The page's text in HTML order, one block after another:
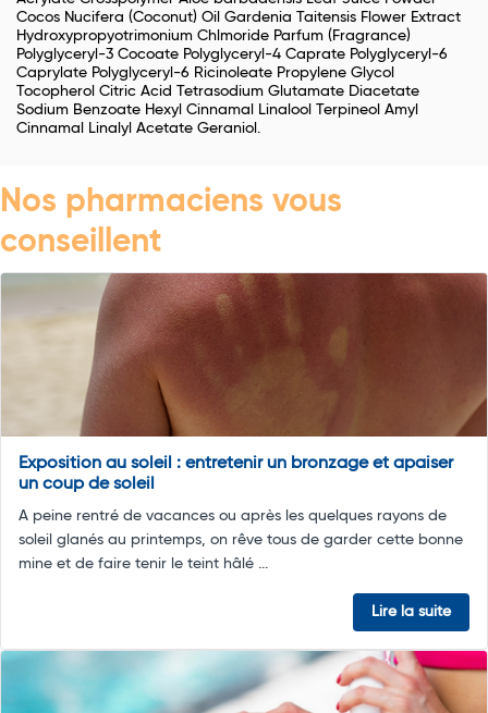
Cocos Nucifera (Coconut) Oil Gardenia Taitensis Flower Extract
Hydroxypropyotrimonium Chlmoride Parfum (Fragrance)
Polyglyceryl-3 Cocoate Polyglyceryl-4 Caprate Polyglyceryl-6
Caprylate Polyglyceryl-6 Ricinoleate Propylene Glycol
Tocopherol Citric Acid Tetrasodium Glutamate Diacetate
Sodium Benzoate Hexyl Cinnamal Linalool Terpineol Amyl
Cinnamal Linalyl Acetate Geraniol.
Nos pharmaciens vous
conseillent
Exposition au soleil : entretenir un bronzage et apaiser
un coup de soleil
A peine rentré de vacances ou après les quelques rayons de
soleil glanés au printemps, on rêve tous de garder cette bonne
mine et de faire tenir le teint hâlé ...
Lire la suite